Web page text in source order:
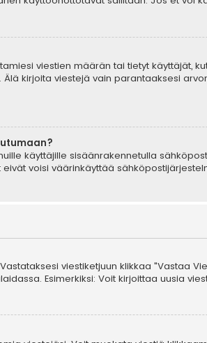
viestien määrän tai tietyt käyttäjät,
kirjoita viestejä vain parantaaksesi
käyttäjille sisäänrakennetulla
voisi väärinkäyttää
viestiketjuun klikkaa "Vastaa
Esimerkiksi: Voit kirjoittaa uusia